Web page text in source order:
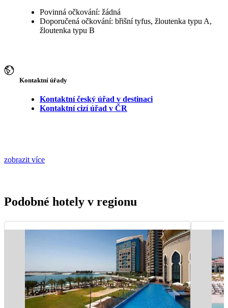
Povinná očkování: žádná
Doporučená očkování: břišní tyfus, žloutenka typu A,
žloutenka typu B
Kontaktní úřady
Kontaktní český úřad v destinaci
Kontaktní cizí úřad v ČR
zobrazit více
Podobné hotely v regionu